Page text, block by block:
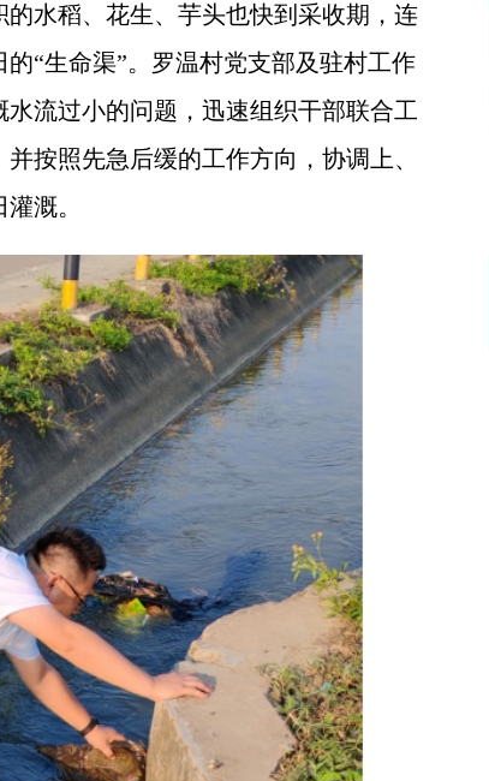
水稻、花生、芋头也快到采收期，连
“生命渠”。罗温村党支部及驻村工作
流过小的问题，迅速组织干部联合工
按照先急后缓的工作方向，协调上、
溉。